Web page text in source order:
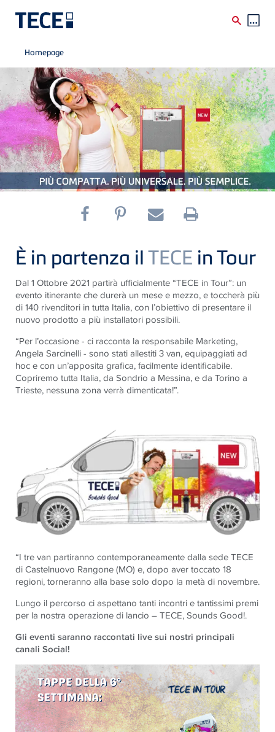
Skip to main content
Breadcrumb
Homepage
È in partenza ilTECE in Tour
Dal 1 Ottobre 2021 partirà ufficialmente “TECE in Tour”: un
evento itinerante che durerà un mese e mezzo, e toccherà più
di 140 rivenditori in tutta Italia, con l’obiettivo di presentare il
nuovo prodotto a più installatori possibili.
“Per l’occasione - ci racconta la responsabile Marketing,
Angela Sarcinelli - sono stati allestiti 3 van, equipaggiati ad
hoc e con un’apposita grafica, facilmente identificabile.
Copriremo tutta Italia, da Sondrio a Messina, e da Torino a
Trieste, nessuna zona verrà dimenticata!”.
“I tre van partiranno contemporaneamente dalla sedeTECE
di Castelnuovo Rangone (MO) e, dopo aver toccato 18
regioni, torneranno alla base solo dopo la metà di novembre.
Lungo il percorso ci aspettano tanti incontri e tantissimi premi
per la nostra operazione di lancio –TECE, Sounds Good!.
Gli eventi saranno raccontati live sui nostri principali
canali Social!